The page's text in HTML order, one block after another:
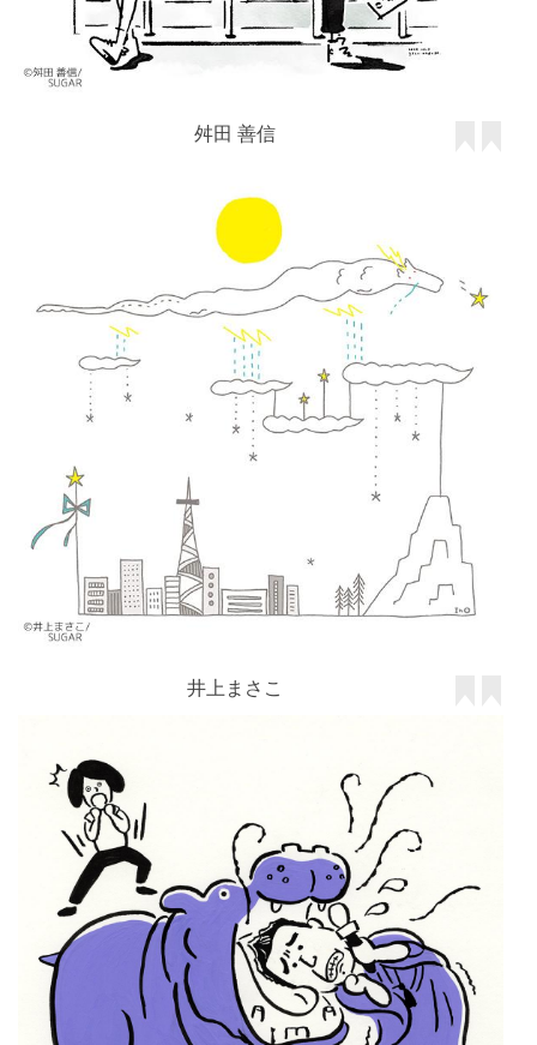
舛田 善信
井上まさこ